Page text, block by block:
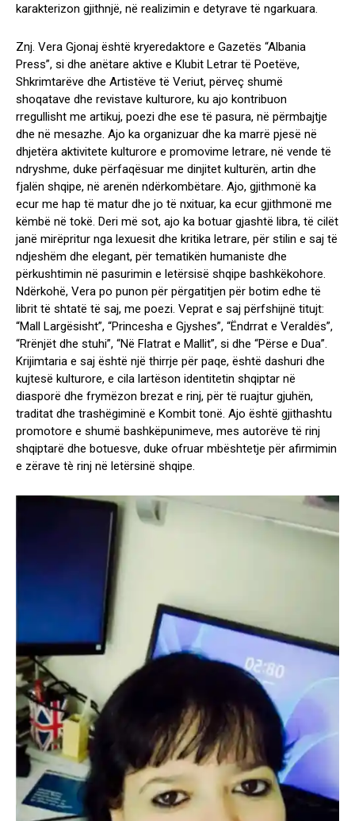
karakterizon gjithnjë, në realizimin e detyrave të ngarkuara.
Znj. Vera Gjonaj është kryeredaktore e Gazetës “Albania
Press”, si dhe anëtare aktive e Klubit Letrar të Poetëve,
Shkrimtarëve dhe Artistëve të Veriut, përveç shumë
shoqatave dhe revistave kulturore, ku ajo kontribuon
rregullisht me artikuj, poezi dhe ese të pasura, në përmbajtje
dhe në mesazhe. Ajo ka organizuar dhe ka marrë pjesë në
dhjetëra aktivitete kulturore e promovime letrare, në vende të
ndryshme, duke përfaqësuar me dinjitet kulturën, artin dhe
fjalën shqipe, në arenën ndërkombëtare. Ajo, gjithmonë ka
ecur me hap të matur dhe jo të nxituar, ka ecur gjithmonë me
këmbë në tokë. Deri më sot, ajo ka botuar gjashtë libra, të cilët
janë mirëpritur nga lexuesit dhe kritika letrare, për stilin e saj të
ndjeshëm dhe elegant, për tematikën humaniste dhe
përkushtimin në pasurimin e letërsisë shqipe bashkëkohore.
Ndërkohë, Vera po punon për përgatitjen për botim edhe të
librit të shtatë të saj, me poezi. Veprat e saj përfshijnë titujt:
“Mall Largësisht”, “Princesha e Gjyshes”, “Ëndrrat e Veraldës”,
“Rrënjët dhe stuhi”, “Në Flatrat e Mallit”, si dhe “Përse e Dua”.
Krijimtaria e saj është një thirrje për paqe, është dashuri dhe
kujtesë kulturore, e cila lartëson identitetin shqiptar në
diasporë dhe frymëzon brezat e rinj, për të ruajtur gjuhën,
traditat dhe trashëgiminë e Kombit tonë. Ajo është gjithashtu
promotore e shumë bashkëpunimeve, mes autorëve të rinj
shqiptarë dhe botuesve, duke ofruar mbështetje për afirmimin
e zërave tè rinj në letërsinë shqipe.